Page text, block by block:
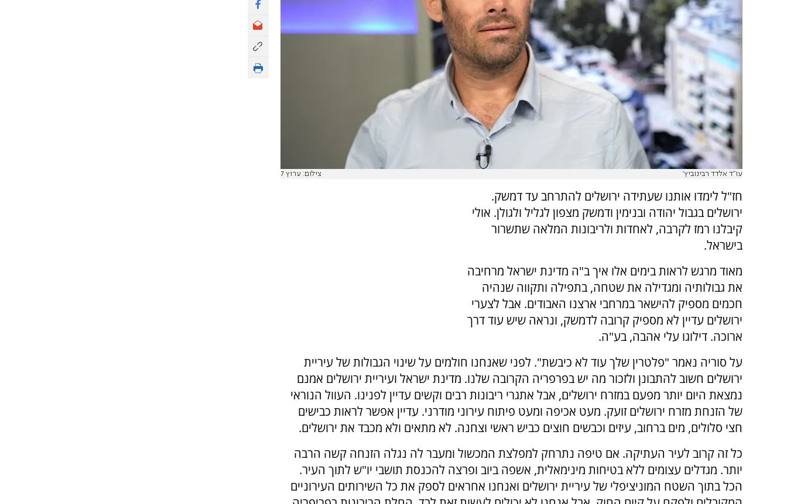
עו"ד אלדד רבינוביץ' צילום: ערוץ 7
חז"ל לימדו אותנו שעתידה ירושלים להתרחב עד דמשק.
ירושלים בגבול יהודה ובנימין ודמשק מצפון לגליל ולגולן. אולי
קיבלנו רמז לקרבה, לאחדות ולריבונות המלאה שתשרור
בישראל.
מאוד מרגש לראות בימים אלו איך ב"ה מדינת ישראל מרחיבה
את גבולותיה ומגדילה את שטחה, בתפילה ותקווה שנהיה
חכמים מספיק להישאר במרחבי ארצנו האבודים. אבל לצערי
ירושלים עדיין לא מספיק קרובה לדמשק, ונראה שיש עוד דרך
ארוכה. דילוגו עלי אהבה, בע"ה.
על סוריה נאמר "פלטרין שלך עוד לא כיבשת". לפני שאנחנו חולמים על שינוי הגבולות של עיריית
ירושלים חשוב להתבונן ולזכור מה יש בפרפריה הקרובה שלנו. מדינת ישראל ועיריית ירושלים אמנם
נמצאת היום יותר מפעם במזרח ירושלים, אבל אתגרי ריבונות רבים וקשים עדיין לפנינו. העוול הנוראי
של הזנחת מזרח ירושלים זועק. מעט אכיפה ומעט פיתוח עירוני מודרני. עדיין אפשר לראות כבישים
חצי סלולים, מים ברחוב, עיזים וכבשים חוצים כביש ראשי וצחנה. לא מתאים ולא מכבד את ירושלים.
כל זה קרוב לעיר העתיקה. אם טיפה נתרחק למפלצת המכשול ומעבר לה נגלה הזנחה קשה הרבה
יותר. מגדלים עצומים ללא בטיחות מינימאלית, אשפה ביוב ופרצה להכנסת תושבי יו"ש לתוך העיר.
הכל בתוך השטח המוניציפלי של עיריית ירושלים ואנחנו אחראים לספק את כל השירותים העירוניים